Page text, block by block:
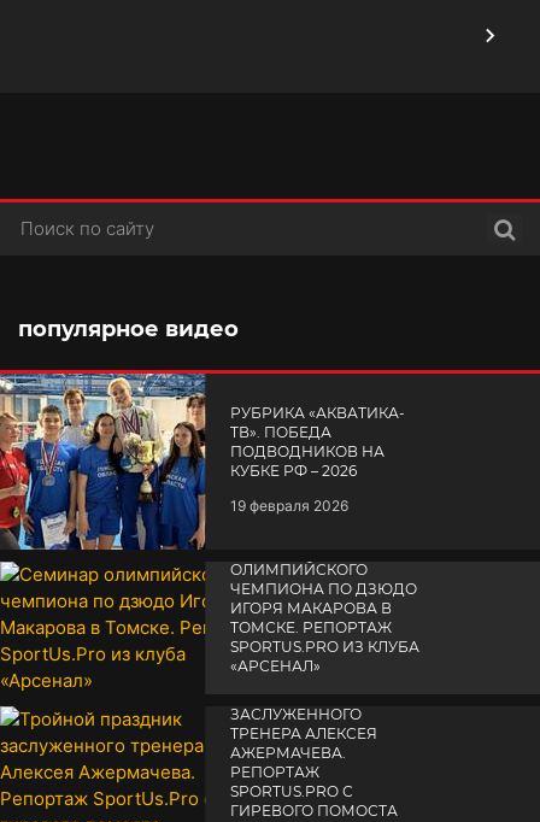
популярное видео
РУБРИКА «АКВАТИКА-
TВ». ПОБЕДА
ПОДВОДНИКОВ НА
КУБКЕ РФ – 2026
19 февраля 2026
ОЛИМПИЙСКОГО
ЧЕМПИОНА ПО ДЗЮДО
ИГОРЯ МАКАРОВА В
ТОМСКЕ. РЕПОРТАЖ
SPORTUS.PRO ИЗ КЛУБА
«АРСЕНАЛ»
ЗАСЛУЖЕННОГО
ТРЕНЕРА АЛЕКСЕЯ
АЖЕРМАЧЕВА.
РЕПОРТАЖ
SPORTUS.PRO С
ГИРЕВОГО ПОМОСТА